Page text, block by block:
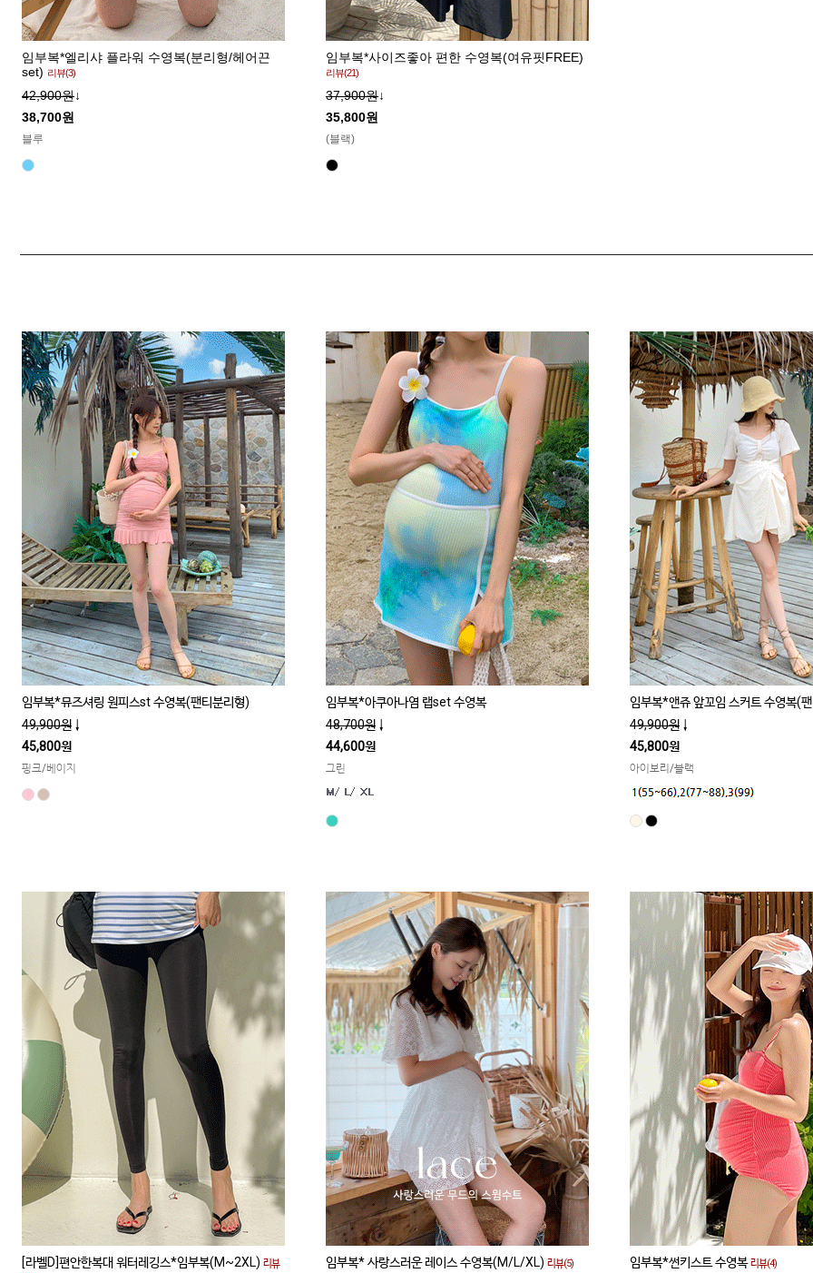
임부복*엘리샤 플라워 수영복(분리형/헤어끈
set) 리뷰(3)
42,900원↓
38,700원
블루
임부복*사이즈좋아 편한 수영복(여유핏FREE)
리뷰(21)
37,900원↓
35,800원
(블랙)
임부복*뮤즈셔링 원피스st 수영복(팬티분리형)
49,900원 ↓
45,800원
핑크/베이지
임부복*아쿠아나염 랩set 수영복
48,700원 ↓
44,600원
그린
임부복*앤쥬 앞꼬임 스커트 수영복(
49,900원 ↓
45,800원
아이보리/블랙
[라벨D]편안한복대 워터레깅스*임부복(M~2XL) 리뷰
임부복* 사랑스러운 레이스 수영복(M/L/XL) 리뷰(5) 임부복*썬키스트 수영복리뷰(4)